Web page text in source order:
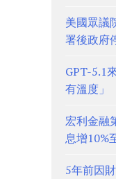
美國眾議
署後政府
GPT-5.1
有溫度」
宏利金融
息增10%
5年前因